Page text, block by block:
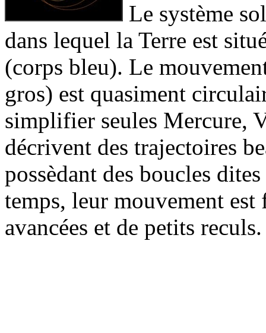
Le système
dans lequel la Terre est
(corps bleu). Le
gros) est quasiment
simplifier seules Mercure,
décrivent des trajectoires
possèdant des boucles
temps, leur mouvement est
avancées et de petits reculs.